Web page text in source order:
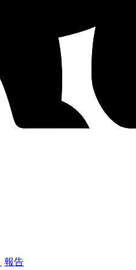
報告